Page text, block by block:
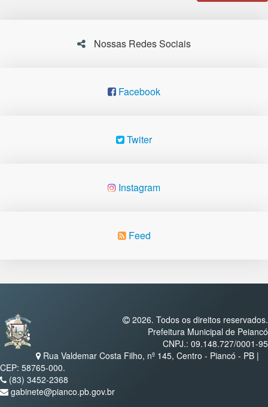
Nossas Redes Sociais
Facebook
Twiter
Instagram
Feed
2026. Todos os direitos reservados.
Prefeitura Municipal de Peiancó
CNPJ.: 09.148.727/0001-95
Rua Valdemar Costa Filho, nº 145, Centro - Piancó - PB |
CEP: 58765-000.
(83) 3452-2368
gabinete@pianco.pb.gov.br